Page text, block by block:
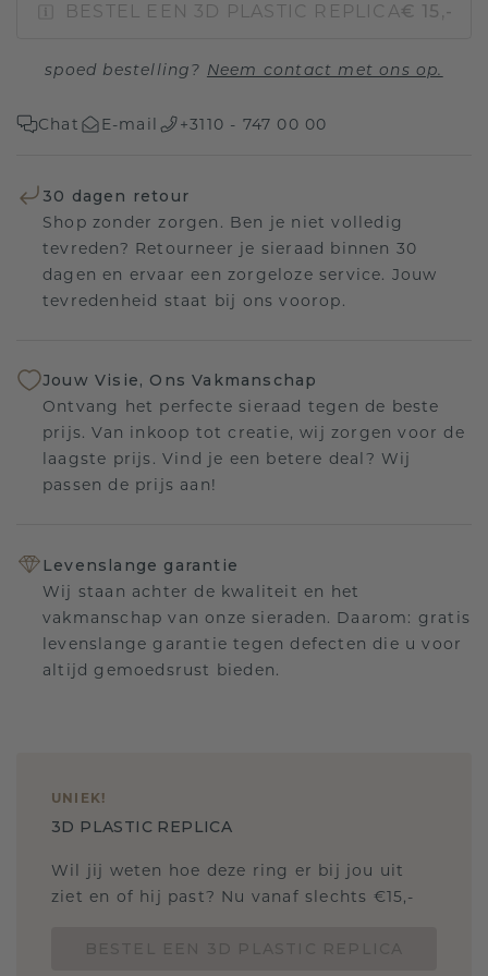
BESTEL EEN 3D PLASTIC REPLICA€ 15,-
spoed bestelling? Neem contact met ons op.
Chat E-mail +3110 - 747 00 00
30 dagen retour
Shop zonder zorgen. Ben je niet volledig
tevreden? Retourneer je sieraad binnen 30
dagen en ervaar een zorgeloze service. Jouw
tevredenheid staat bij ons voorop.
Jouw Visie, Ons Vakmanschap
Ontvang het perfecte sieraad tegen de beste
prijs. Van inkoop tot creatie, wij zorgen voor de
laagste prijs. Vind je een betere deal? Wij
passen de prijs aan!
Levenslange garantie
Wij staan achter de kwaliteit en het
vakmanschap van onze sieraden. Daarom: gratis
levenslange garantie tegen defecten die u voor
altijd gemoedsrust bieden.
UNIEK!
3D PLASTIC REPLICA
Wil jij weten hoe deze ring er bij jou uit
ziet en of hij past? Nu vanaf slechts €15,-